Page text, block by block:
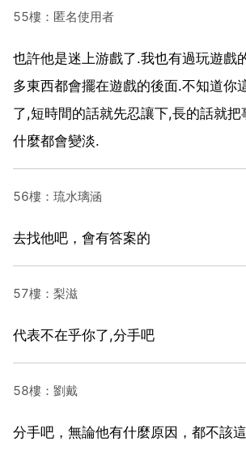
55樓：匿名使用者
也許他是迷上游戲了.我也有過玩遊戲
多東西都會擺在遊戲的後面.不知道你
了,短時間的話就先忍讓下,長的話就把
什麼都會變淡.
56樓：琉水璃涵
去找他吧，會有答案的
57樓：梨滋
代表不在乎你了,分手吧
58樓：劉戴
分手吧，無論他有什麼原因，都不該